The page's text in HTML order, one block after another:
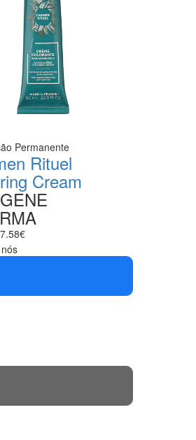
Permanente
Rituel
Cream
7.58€